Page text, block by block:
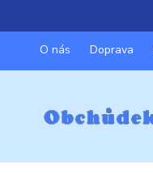
O nás Doprava